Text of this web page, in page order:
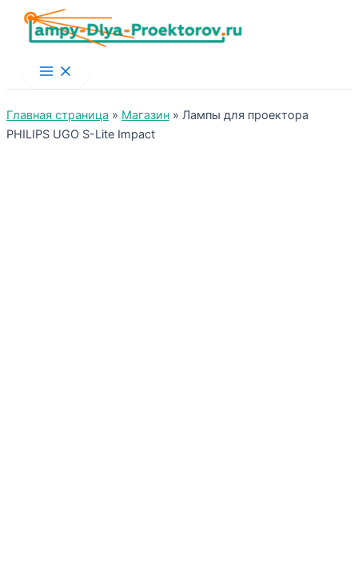
Main
Menu
Главная страница » Магазин » Лампы для проектора
PHILIPS UGO S-Lite Impact